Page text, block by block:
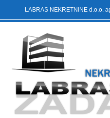
LABRAS NEKRETNINE d.o.o.